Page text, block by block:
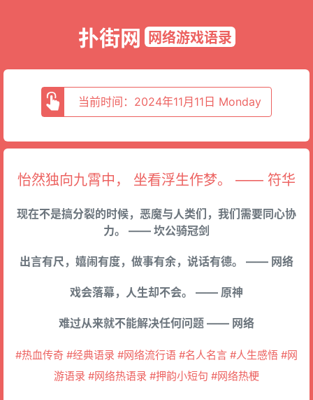
扑街网 网络游戏语录
当前时间：2024年11月11日 Monday
怡然独向九霄中， 坐看浮生作梦。 —— 符华
现在不是搞分裂的时候，恶魔与人类们，我们需要同心协
力。 —— 坎公骑冠剑
出言有尺，嬉闹有度，做事有余，说话有德。 —— 网络
戏会落幕，人生却不会。 —— 原神
难过从来就不能解决任何问题 —— 网络
#热血传奇 #经典语录 #网络流行语 #名人名言 #人生感悟 #网
游语录 #网络热语录 #押韵小短句 #网络热梗